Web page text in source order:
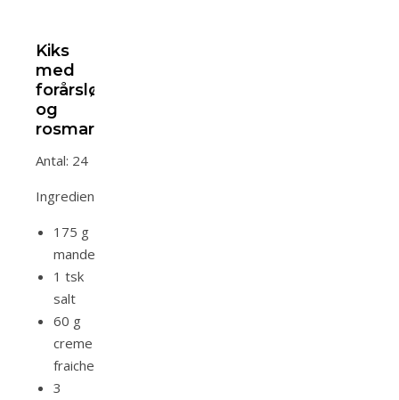
Kiks
med
forårsløg
og
rosmarin
Antal: 24
Ingredienser:
175 g
mandelmel
1 tsk
salt
60 g
creme
fraiche
3